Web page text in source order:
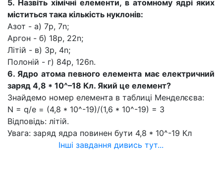
5. Назвіть хімічні елементи, в атомному ядрі яких
міститься така кількість нуклонів:
Азот - а) 7р, 7n;
Аргон - б) 18р, 22n;
Літій - в) 3р, 4n;
Полоній - г) 84р, 126n.
6. Ядро атома певного елемента має електричний
заряд 4,8 * 10^–18 Кл. Який це елемент?
Знайдемо номер елемента в таблиці Менделєєва:
N = q/e = (4,8 * 10^-19)/(1,6 * 10^-19) = 3
Відповідь: літій.
Увага: заряд ядра повинен бути 4,8 * 10^-19 Кл
Інші завдання дивись тут...